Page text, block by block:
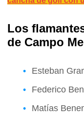
Los
de Campo
Esteban
Federico
Matías